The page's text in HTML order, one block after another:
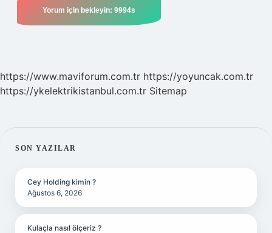
https://www.maviforum.com.tr https://yoyuncak.com.tr
https://ykelektrikistanbul.com.tr Sitemap
SIDEBAR
SON YAZILAR
Cey Holding kimin ?
Ağustos 6, 2026
Kulaçla nasıl ölçeriz ?